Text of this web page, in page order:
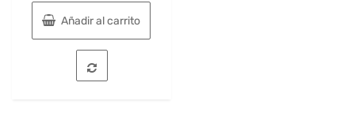
original
era:
$18.200.
es:
Añadir al carrito